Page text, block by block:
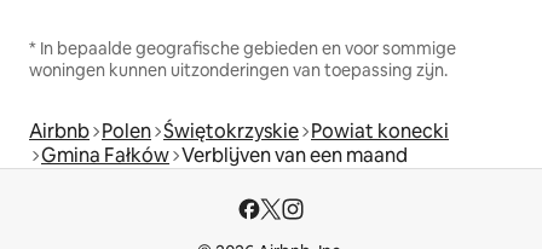
* In bepaalde geografische gebieden en voor sommige
woningen kunnen uitzonderingen van toepassing zijn.
Airbnb Polen Świętokrzyskie Powiat konecki
Gmina Fałków Verblijven van een maand